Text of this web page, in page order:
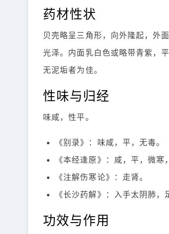
药材性状
贝壳略呈三角形，向外隆起，外
光泽。内面乳白色或略带青紫，
无泥垢者为佳。
性味与归经
味咸，性平。
《别录》：味咸，平，无毒。
《本经逢原》：咸，平，微寒
《注解伤寒论》：走肾。
《长沙药解》：入手太阴肺，
功效与作用